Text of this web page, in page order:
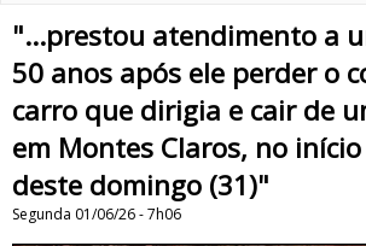
"...prestou atendimento a
50 anos após ele perder o
carro que dirigia e cair de
em Montes Claros, no
deste domingo (31)"
Segunda 01/06/26 - 7h06